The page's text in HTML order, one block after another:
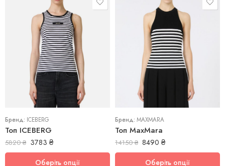
Бренд: ICEBERG
Топ ICEBERG
5820₴ 3783 ₴
M
S
Оберіть опції
Бренд: MAXMARA
Топ MaxMara
14150₴ 8490 ₴
L
M
S
Оберіть опції